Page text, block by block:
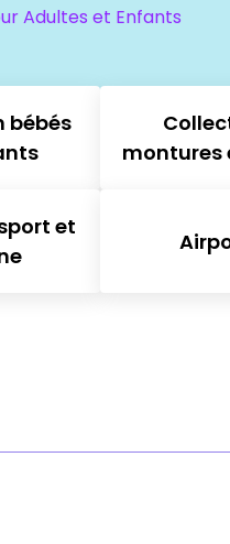
Adultes et Enfants
bébés
montures
et